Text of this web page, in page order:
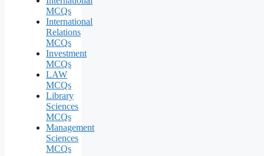
MCQs
International
Relations
MCQs
Investment
MCQs
LAW
MCQs
Library
Sciences
MCQs
Management
Sciences
MCQs